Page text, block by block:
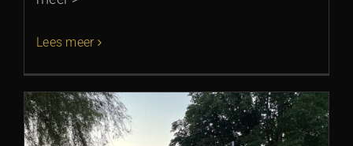
Lees meer